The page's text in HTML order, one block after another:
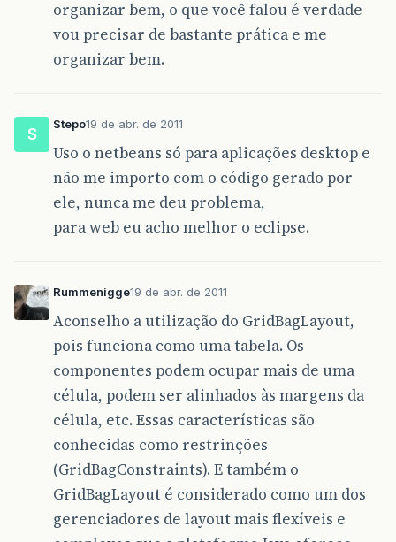
organizar bem, o que você falou é verdade
vou precisar de bastante prática e me
organizar bem.
S
Stepo19 de abr. de 2011
Uso o netbeans só para aplicações desktop e
não me importo com o código gerado por
ele, nunca me deu problema,
para web eu acho melhor o eclipse.
Rummenigge19 de abr. de 2011
Aconselho a utilização do GridBagLayout,
pois funciona como uma tabela. Os
componentes podem ocupar mais de uma
célula, podem ser alinhados às margens da
célula, etc. Essas características são
conhecidas como restrinções
(GridBagConstraints). E também o
GridBagLayout é considerado como um dos
gerenciadores de layout mais flexíveis e